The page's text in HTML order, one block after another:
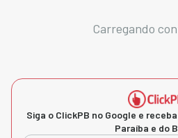
Carregando
Siga o ClickPB no Google e
Paraíba e do